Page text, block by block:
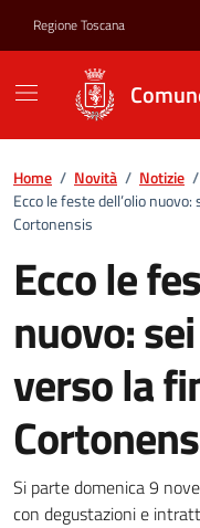
Regione Toscana
Home / Novità / Notizie /
Ecco le feste dell’olio
Cortonensis
Ecco le
nuovo:
verso la
Ecco le
Si parte domenica 9
con degustazioni e